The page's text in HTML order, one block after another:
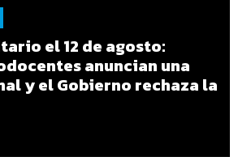
el 12 de agosto:
anuncian una
y el Gobierno rechaza la